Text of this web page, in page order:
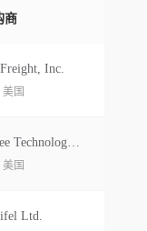
商
Inc.
美国
Yahee Technologies Corp.
美国
Ltd.